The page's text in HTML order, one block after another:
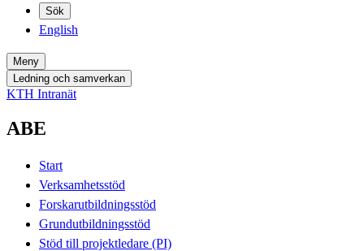
Sök
English
Meny
Ledning och samverkan
KTH Intranät
ABE
Start
Verksamhetsstöd
Forskarutbildningsstöd
Grundutbildningsstöd
Stöd till projektledare (PI)